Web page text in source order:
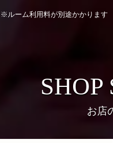
※ルーム利用料が別途かかります
SHOP
お店